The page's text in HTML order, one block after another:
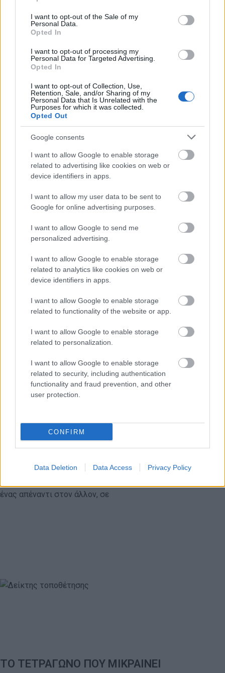
use your data for below specified purposes in below Google
consent section.
I want to opt-out of the Sale of my
Personal Data.
Opted In
I want to opt-out of processing my
Personal Data for Targeted Advertising.
Opted In
I want to opt-out of Collection, Use,
Retention, Sale, and/or Sharing of my
Personal Data that Is Unrelated with the
Purposes for which it was collected.
Opted Out
Google consents
I want to allow Google to enable storage
related to advertising like cookies on web or
device identifiers in apps.
I want to allow my user data to be sent to
Google for online advertising purposes.
I want to allow Google to send me
personalized advertising.
I want to allow Google to enable storage
related to analytics like cookies on web or
device identifiers in apps.
I want to allow Google to enable storage
related to functionality of the website or app.
I want to allow Google to enable storage
related to personalization.
I want to allow Google to enable storage
related to security, including authentication
functionality and fraud prevention, and other
user protection.
CONFIRM
Data Deletion Data Access Privacy Policy
ΤΟ ΜΠΟΥΚΑΛΙ ΠΟΥ ΠΕΡΠΑΤΑΕΙ (WALKER
BOTTLE)
Υλικά: 3 πλαστικά μπουκάλια, 1 τραπέζι Περιγραφή: Πάνω σε
ένα τραπέζι έχουμε σχεδιάσει ένα διάδρομο με 7
Ζωηρά
Υλικά: Ένα αυγό ή μία νερόμπομπα ανά 2 παίκτες
ένας απέναντι στον άλλον, σε
ΤΟ ΤΕΤΡΑΓΩΝΟ ΠΟΥ ΜΙΚΡΑΙΝΕΙ